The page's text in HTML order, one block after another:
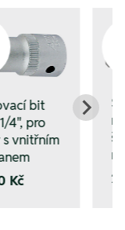
bit
4", pro
vnitřním
Kč